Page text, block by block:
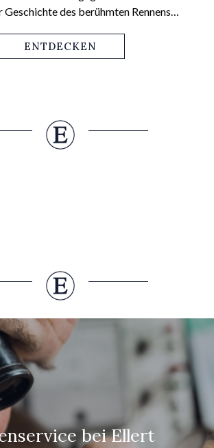
Geschichte des berühmten Rennens
und ihrer Funktionalität nicht nur
Rennsportgrößen.
ENTDECKEN
bei Ellert